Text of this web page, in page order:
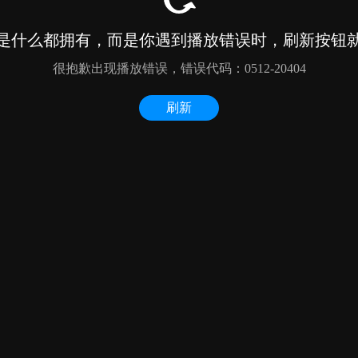
什么都拥有，而是你遇到播放错误时，刷新按钮
很抱歉出现播放错误，错误代码：0512-20404
刷新